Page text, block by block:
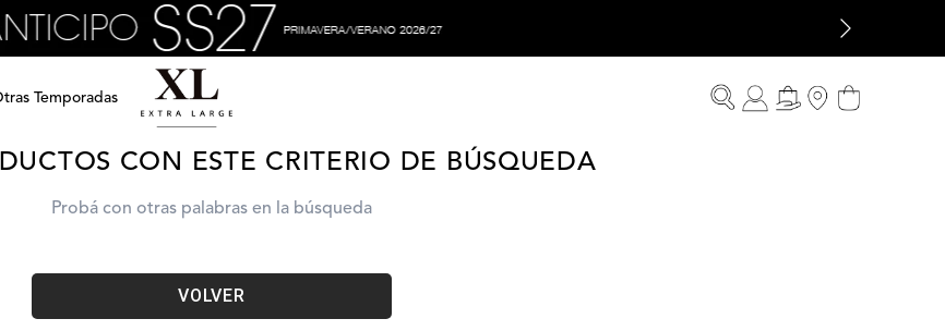
Temporadas
accesorios-doris-billetera-xv5sdc08b0601
CON ESTE CRITERIO DE BÚSQUEDA
Probá con otras palabras en la búsqueda
VOLVER